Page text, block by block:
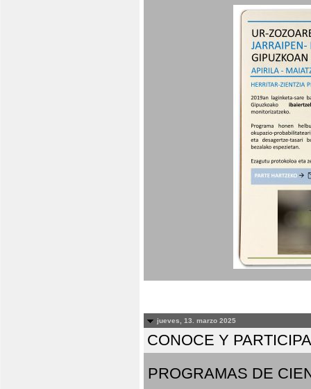
jueves, 13. marzo 2025
CONOCE Y
PROGRAMAS DE